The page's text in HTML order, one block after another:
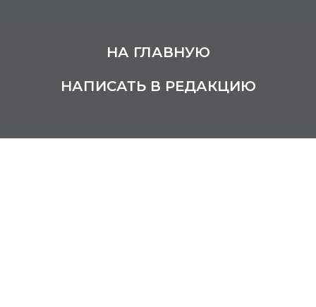
НА ГЛАВНУЮ
НАПИСАТЬ В РЕДАКЦИЮ